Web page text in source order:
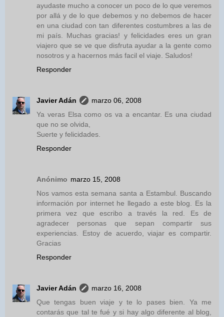
ayudaste mucho a conocer un poco de lo que veremos
por allá y de lo que debemos y no debemos de hacer
en una ciudad con tan diferentes costumbres a las de
mi país. Muchas gracias! y felicidades eres un gran
viajero que se ve que disfruta ayudar a la gente como
nosotros y a hacernos más facil el viaje. Saludos!
Responder
Javier Adán
marzo 06, 2008
Ya veras Elsa como os va a encantar. Es una ciudad
que no se olvida,
Suerte y felicidades.
Responder
Anónimo marzo 15, 2008
Nos vamos esta semana santa a Estambul. Buscando
información por internet he llegado a este blog. Es la
primera vez que escribo a través la red. Es de
agradecer personas que sepan compartir sus
experiencias. Estoy de acuerdo, viajar es compartir.
Gracias
Responder
Javier Adán
marzo 16, 2008
Que tengas buen viaje y te lo pases bien. Ya me
contarás que tal te fué y si hay algo diferente al blog,